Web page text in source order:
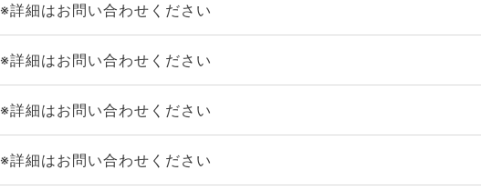
※詳細はお問い合わせください
※詳細はお問い合わせください
※詳細はお問い合わせください
※詳細はお問い合わせください